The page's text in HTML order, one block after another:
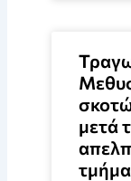
μετά
τμήμα